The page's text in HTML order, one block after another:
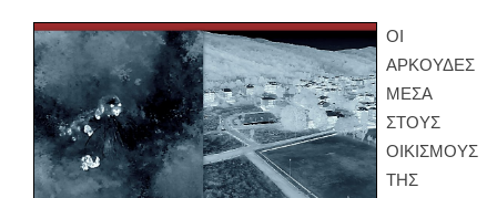
ΟΙ
ΑΡΚΟΥΔΕΣ
ΜΕΣΑ
ΣΤΟΥΣ
ΟΙΚΙΣΜΟΥΣ
ΤΗΣ